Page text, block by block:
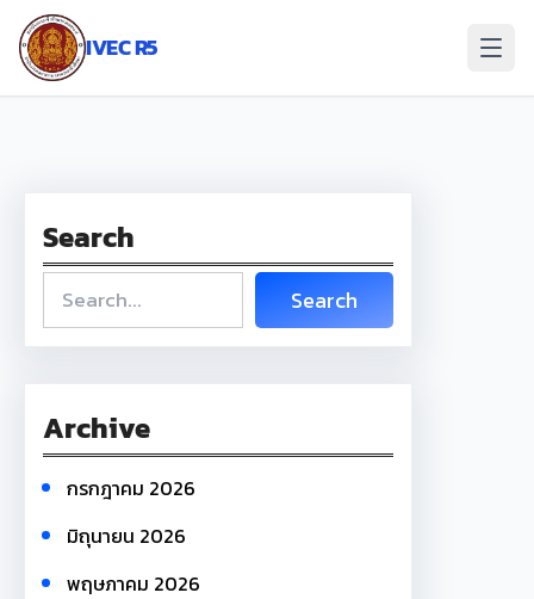
ข้าม
IVEC R5
Search
e
a
c
h
Search
Archive
กรกฎาคม 2026
มิถุนายน 2026
พฤษภาคม 2026